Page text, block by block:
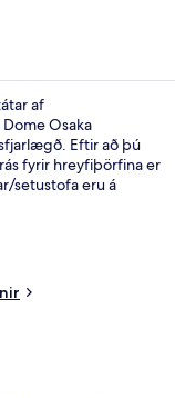
af
Osaka
Eftir að þú
fyrir hreyfiþörfina er
setustofa eru á
suji verslunargatan í
eru sérstaklega
Hommachi
lestarstöðin